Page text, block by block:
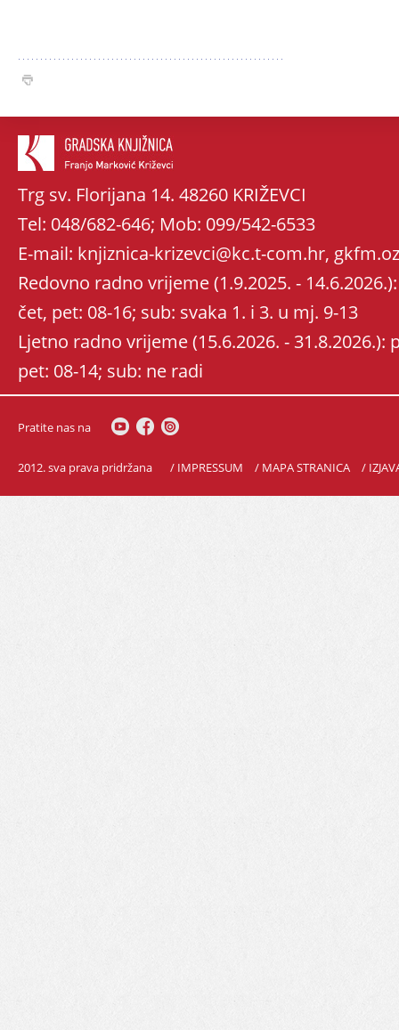
Trg sv. Florijana 14. 48260 KRIŽEVCI
Tel: 048/682-646; Mob: 099/542-6533
E-mail: knjiznica-krizevci@kc.t-com.hr,
Redovno radno vrijeme (1.9.2025. -
čet, pet: 08-16; sub: svaka 1. i 3. u mj. 9-13
Ljetno radno vrijeme (15.6.2026. - 31.8.2026.):
pet: 08-14; sub: ne radi
Pratite nas na
2012. sva prava pridržana / IMPRESSUM / MAPA STRANICA /